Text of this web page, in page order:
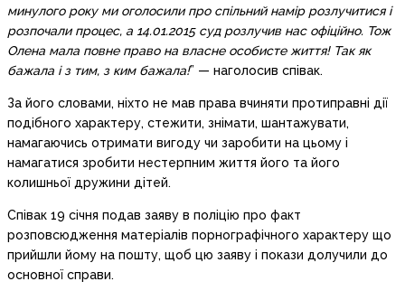
минулого року ми оголосили про спільний намір розлучитися і
розпочали процес, а 14.01.2015 суд розлучив нас офіційно. Тож
Олена мала повне право на власне особисте життя! Так як
бажала і з тим, з ким бажала!” — наголосив співак.
За його словами, ніхто не мав права вчиняти протиправні дії
подібного характеру, стежити, знімати, шантажувати,
намагаючись отримати вигоду чи заробити на цьому і
намагатися зробити нестерпним життя його та його
колишньої дружини дітей.
Співак 19 січня подав заяву в поліцію про факт
розповсюдження матеріалів порнографічного характеру що
прийшли йому на пошту, щоб цю заяву і покази долучили до
основної справи.